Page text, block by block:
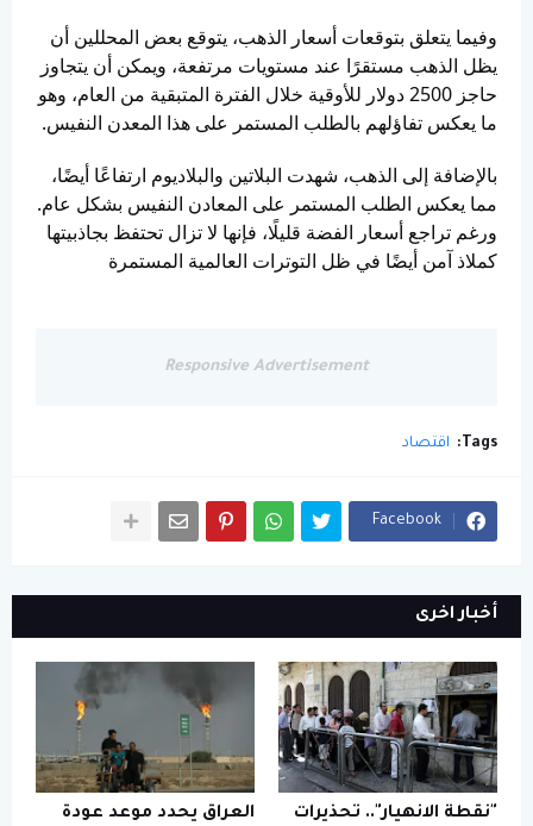
وفيما يتعلق بتوقعات أسعار الذهب، يتوقع بعض المحللين أن
يظل الذهب مستقرًا عند مستويات مرتفعة، ويمكن أن يتجاوز
حاجز 2500 دولار للأوقية خلال الفترة المتبقية من العام، وهو
ما يعكس تفاؤلهم بالطلب المستمر على هذا المعدن النفيس.
بالإضافة إلى الذهب، شهدت البلاتين والبلاديوم ارتفاعًا أيضًا،
مما يعكس الطلب المستمر على المعادن النفيس بشكل عام.
ورغم تراجع أسعار الفضة قليلًا، فإنها لا تزال تحتفظ بجاذبيتها
كملاذ آمن أيضًا في ظل التوترات العالمية المستمرة
Responsive Advertisement
Tags: اقتصاد
Facebook
أخبار اخرى
"نقطة الانهيار".. تحذيرات
العراق يحدد موعد عودة